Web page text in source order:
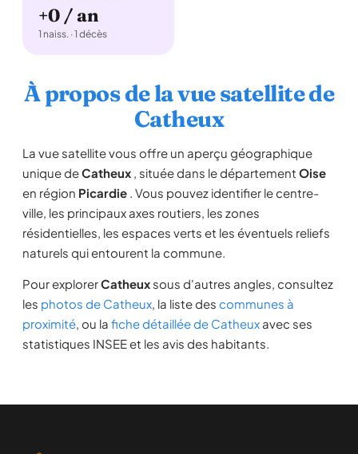
+0 / an
1 naiss. · 1 décès
À propos de la vue satellite de
Catheux
La vue satellite vous offre un aperçu géographique
unique deCatheux , située dans le département Oise
en région Picardie . Vous pouvez identifier le centre-
ville, les principaux axes routiers, les zones
résidentielles, les espaces verts et les éventuels reliefs
naturels qui entourent la commune.
Pour explorerCatheux sous d'autres angles, consultez
les photos de Catheux, la liste des communes à
proximité, ou la fiche détaillée de Catheux avec ses
statistiques INSEE et les avis des habitants.